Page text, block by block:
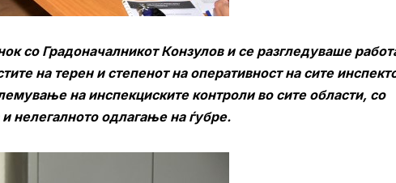
со Градоначалникот Конзулов и се разгледуваше
на терен и степенот на оперативност на сите
на инспекциските контроли во сите области, со
нелегалното одлагање на ѓубре.